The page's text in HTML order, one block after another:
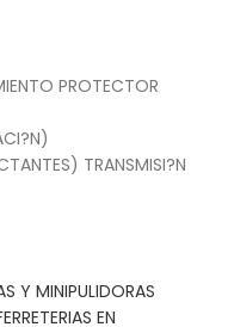
PROTECTOR
TRANSMISI?N
Y MINIPULIDORAS
EN